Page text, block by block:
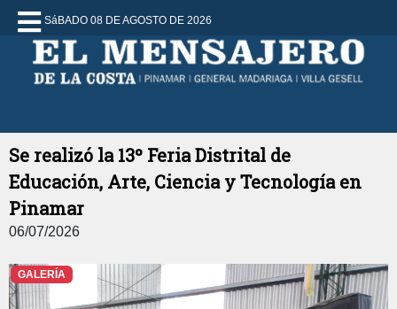
SáBADO 08 DE AGOSTO DE 2026
Se realizó la 13º Feria Distrital de
Educación, Arte, Ciencia y Tecnología en
Pinamar
06/07/2026
GALERÍA